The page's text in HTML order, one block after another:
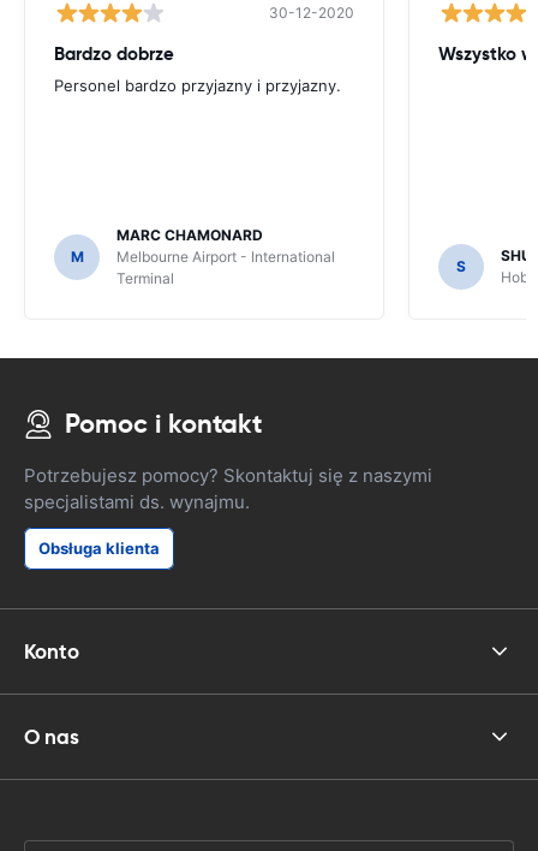
30-12-2020
Bardzo dobrze
Personel bardzo przyjazny i przyjazny.
M
MARC CHAMONARD
Melbourne Airport - International
Terminal
Wszystko
S
Pomoc i kontakt
Potrzebujesz pomocy? Skontaktuj się z naszymi
specjalistami ds. wynajmu.
Obsługa klienta
Konto
O nas